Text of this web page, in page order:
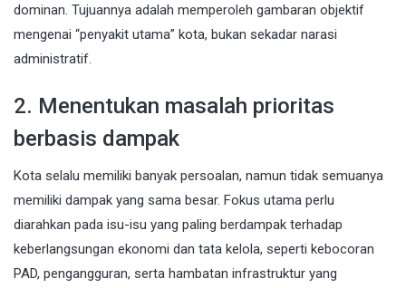
dominan. Tujuannya adalah memperoleh gambaran objektif
mengenai “penyakit utama” kota, bukan sekadar narasi
administratif.
2. Menentukan masalah prioritas
berbasis dampak
Kota selalu memiliki banyak persoalan, namun tidak semuanya
memiliki dampak yang sama besar. Fokus utama perlu
diarahkan pada isu-isu yang paling berdampak terhadap
keberlangsungan ekonomi dan tata kelola, seperti kebocoran
PAD, pengangguran, serta hambatan infrastruktur yang